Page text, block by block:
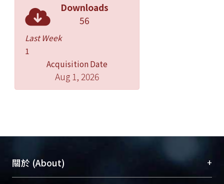
Downloads
56
Last Week
1
Acquisition Date
Aug 1, 2026
關於 (About) +